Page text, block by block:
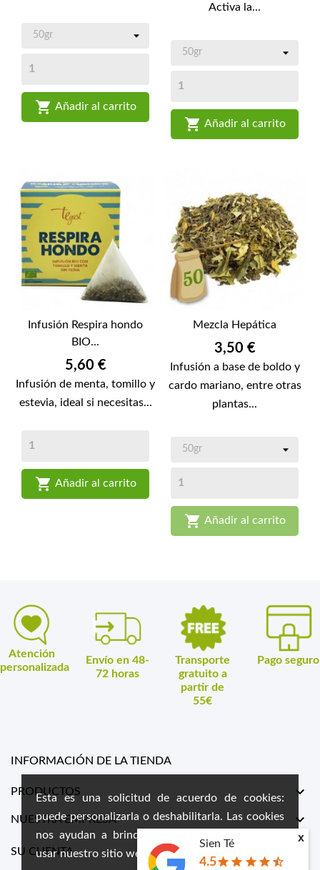
 Añadir al carrito
Activa la...
 Añadir al carrito
Infusión Respira hondo
BIO...
Precio
5,60 €
Infusión de menta, tomillo y
estevia, ideal si necesitas...
 Añadir al carrito
Mezcla Hepática
Precio
3,50 €
Infusión a base de boldo y
cardo mariano, entre otras
plantas...
 Añadir al carrito
Atención
personalizada
Envío en 48-
72 horas
Transporte
gratuito a
partir de
55€
Pago seguro
Esta es una solicitud de acuerdo de cookies:
puede personalizarla o deshabilitarla. Las cookies
nos ayudan a brindarle la mejor experiencia al
usar nuestro sitio web.
INFORMACIÓN DE LA TIENDA
PRODUCTOS 
NUESTRA EMPRESA 
SU CUENTA
Sien Té
4.5star star star star star_half
x